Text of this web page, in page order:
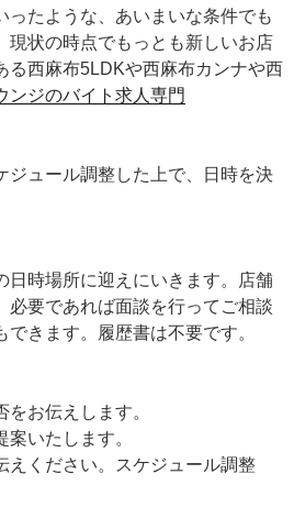
ったような、あいまいな条件でも
現状の時点でもっとも新しいお店
る西麻布5LDKや西麻布カンナや西
ンジのバイト求人専門
ジュール調整した上で、日時を決
日時場所に迎えにいきます。店舗
必要であれば面談を行ってご相談
きます。履歴書は不要です。
お伝えします。
いたします。
えください。スケジュール調整